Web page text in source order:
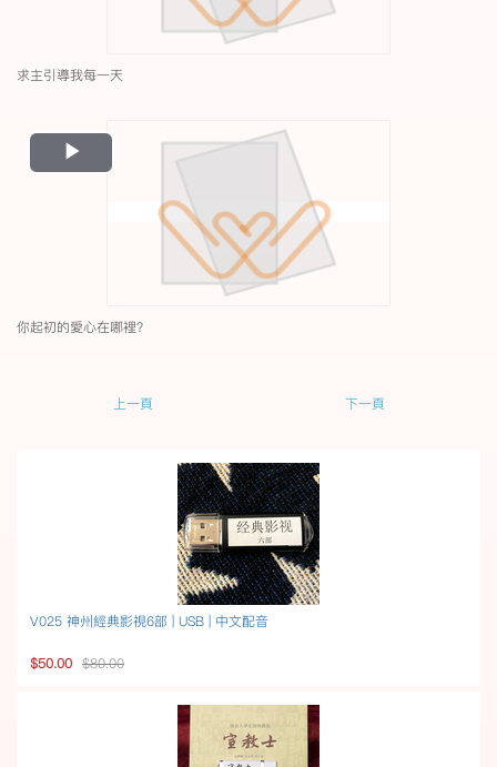
求主引導我每一天
Play
Video
你起初的愛心在哪裡？
上一頁 下一頁
V025 神州經典影視6部 | USB | 中文配音
$50.00 $80.00